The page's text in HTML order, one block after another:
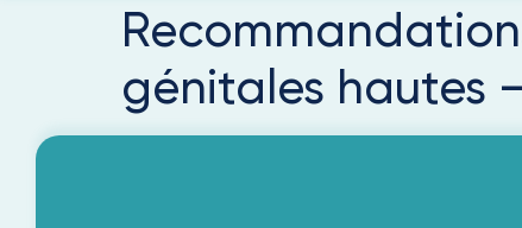
génitales hautes